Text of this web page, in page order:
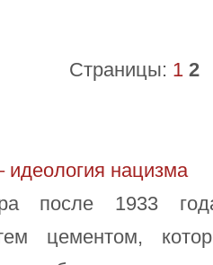
Страницы: 1 2
идеология нацизма
после 1933
цементом,